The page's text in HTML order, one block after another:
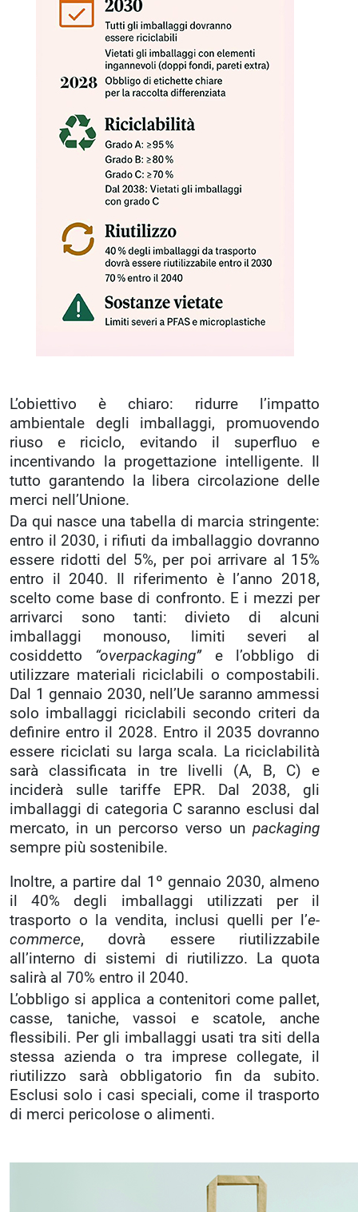
L’obiettivo è chiaro: ridurre l’impatto
ambientale degli imballaggi, promuovendo
riuso e riciclo, evitando il superfluo e
incentivando la progettazione intelligente. Il
tutto garantendo la libera circolazione delle
merci nell’Unione.
Da qui nasce una tabella di marcia stringente:
entro il 2030, i rifiuti da imballaggio dovranno
essere ridotti del 5%, per poi arrivare al 15%
entro il 2040. Il riferimento è l’anno 2018,
scelto come base di confronto. E i mezzi per
arrivarci sono tanti: divieto di alcuni
imballaggi monouso, limiti severi al
cosiddetto “overpackaging”e l’obbligo di
utilizzare materiali riciclabili o compostabili.
Dal 1 gennaio 2030, nell’Ue saranno ammessi
solo imballaggi riciclabili secondo criteri da
definire entro il 2028. Entro il 2035 dovranno
essere riciclati su larga scala. La riciclabilità
sarà classificata in tre livelli (A, B, C) e
inciderà sulle tariffe EPR. Dal 2038, gli
imballaggi di categoria C saranno esclusi dal
mercato, in un percorso verso un packaging
sempre più sostenibile.
Inoltre, a partire dal 1º gennaio 2030, almeno
il 40% degli imballaggi utilizzati per il
trasporto o la vendita, inclusi quelli per l’e-
commerce, dovrà essere riutilizzabile
all’interno di sistemi di riutilizzo. La quota
salirà al 70% entro il 2040.
L’obbligo si applica a contenitori come pallet,
casse, taniche, vassoi e scatole, anche
flessibili. Per gli imballaggi usati tra siti della
stessa azienda o tra imprese collegate, il
riutilizzo sarà obbligatorio fin da subito.
Esclusi solo i casi speciali, come il trasporto
di merci pericolose o alimenti.